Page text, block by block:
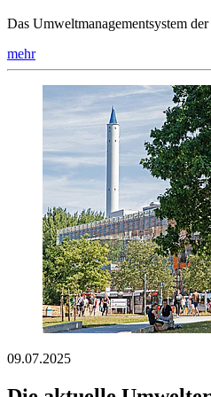
Das Umweltmanagementsystem
mehr
09.07.2025